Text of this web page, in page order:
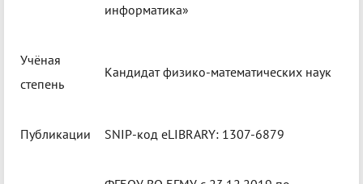
информатика»
Учёная
степень
Кандидат физико-математических наук
Публикации SNIP-код eLIBRARY: 1307-6879